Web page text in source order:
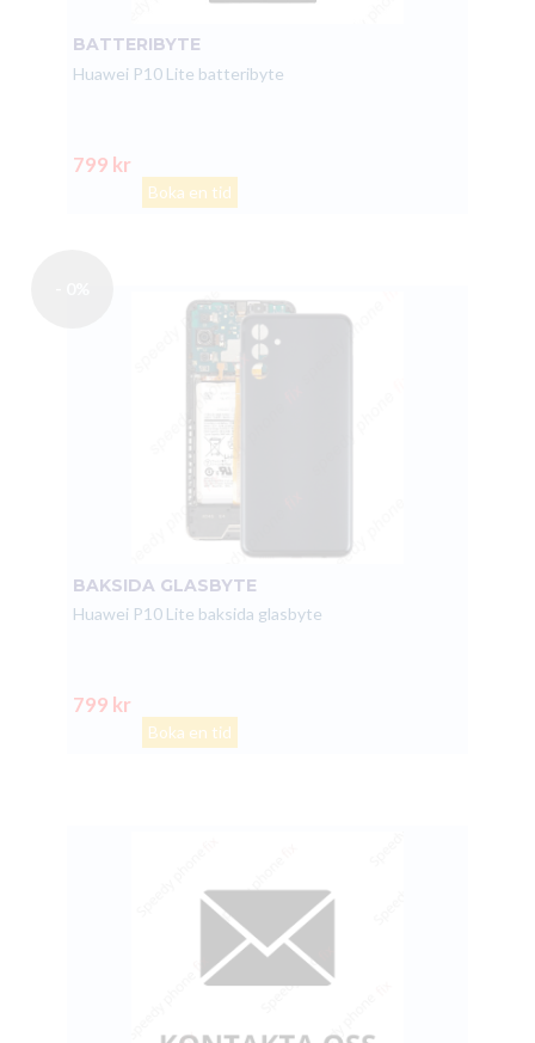
BATTERIBYTE
Huawei P10 Lite batteribyte
799 kr
Boka en tid
BAKSIDA GLASBYTE
Huawei P10 Lite baksida glasbyte
799 kr
Boka en tid